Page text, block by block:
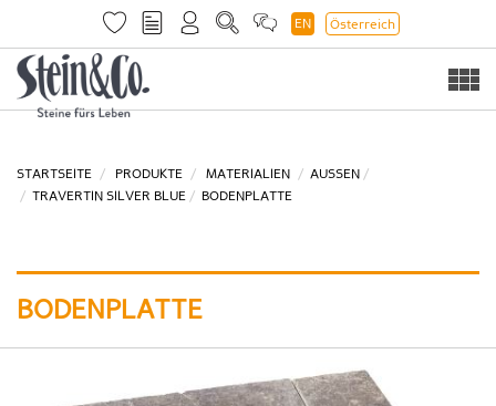
EN Österreich
STARTSEITE PRODUKTE MATERIALIEN
AUSSEN
TRAVERTIN SILVER BLUE
BODENPLATTE
BODENPLATTE